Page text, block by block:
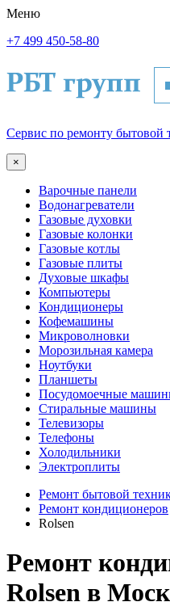
Меню
+7 499 450-58-80
Сервис по ремонту бытовой
×
Варочные панели
Водонагреватели
Газовые духовки
Газовые колонки
Газовые котлы
Газовые плиты
Духовые шкафы
Компьютеры
Кондиционеры
Кофемашины
Микроволновки
Морозильная камера
Ноутбуки
Планшеты
Посудомоечные
Стиральные машины
Телевизоры
Телефоны
Холодильники
Электроплиты
Ремонт бытовой
Ремонт кондиционеров
Rolsen
Ремонт
Rolsen в